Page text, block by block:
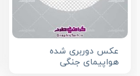
عکس دوربری شده
هواپیمای جنگی